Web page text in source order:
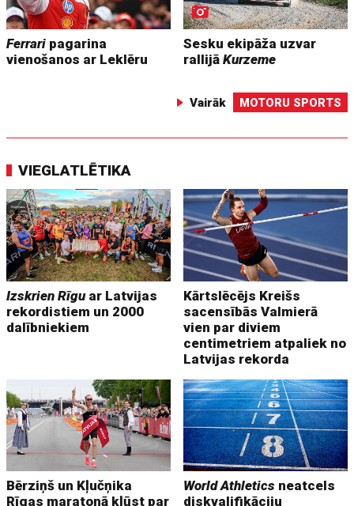
Ferrari pagarina
vienošanos ar Leklēru
Sesku ekipāža uzvar
rallijāKurzeme
Vairāk MOTORU SPORTS
VIEGLATLĒTIKA
Izskrien Rīguar Latvijas
rekordistiem un 2000
dalībniekiem
Kārtslēcējs Kreišs
sacensībās Valmierā
vien par diviem
centimetriem atpaliek no
Latvijas rekorda
Bērziņš un Kļučņika
Rīgas maratonā kļūst par
World Athletics neatcels
diskvalifikāciju